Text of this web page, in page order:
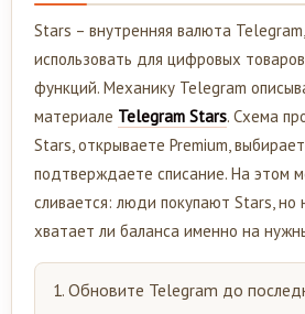
Stars – внутренняя валюта
использовать для цифровых
функций. Механику Telegram
материале Telegram Stars. Схема
Stars, открываете Premium,
подтверждаете списание. На этом
сливается: люди покупают Stars, но
хватает ли баланса именно на
Обновите Telegram до